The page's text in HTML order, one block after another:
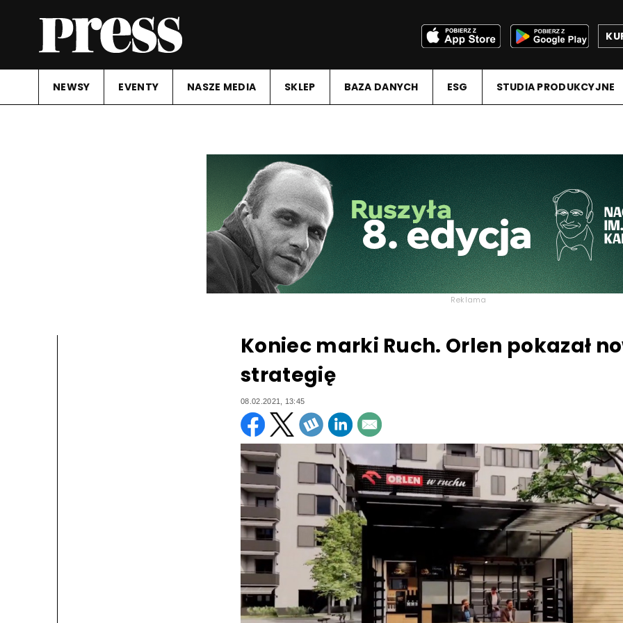
NEWSY EVENTY NASZE MEDIA SKLEP BAZA DANYCH ESG STUDIA PRODUKCYJNE
Reklama
Koniec marki Ruch. Orlen pokazał
strategię
08.02.2021, 13:45